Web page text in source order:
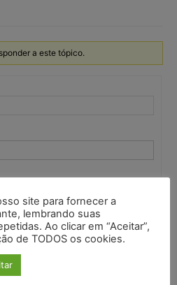
a este tópico.
pessoa
site para fornecer a
lembrando suas
Ao clicar em “Aceitar”,
de TODOS os cookies.